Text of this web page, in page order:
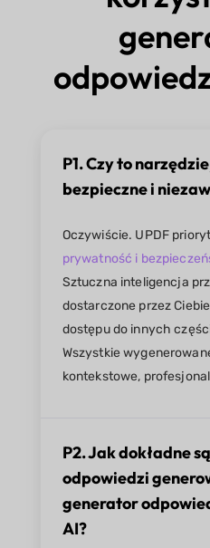
P1. Czy to
bezpieczne i
Oczywiście. UPDF
prywatność i
Sztuczna inteligencja
dostarczone przez
dostępu do innych
Wszystkie
kontekstowe,
P2. Jak dokładne są
odpowiedzi
generator
AI?